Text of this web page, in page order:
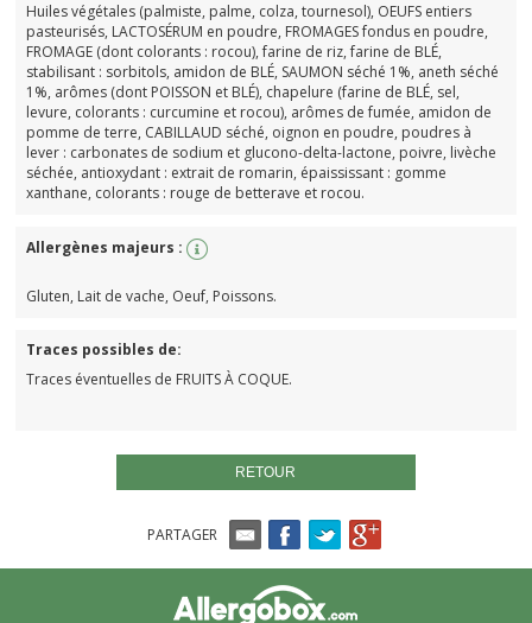
Huiles végétales (palmiste, palme, colza, tournesol), OEUFS entiers
pasteurisés, LACTOSÉRUM en poudre, FROMAGES fondus en poudre,
FROMAGE (dont colorants : rocou), farine de riz, farine de BLÉ,
stabilisant : sorbitols, amidon de BLÉ, SAUMON séché 1%, aneth séché
1%, arômes (dont POISSON et BLÉ), chapelure (farine de BLÉ, sel,
levure, colorants : curcumine et rocou), arômes de fumée, amidon de
pomme de terre, CABILLAUD séché, oignon en poudre, poudres à
lever : carbonates de sodium et glucono-delta-lactone, poivre, livèche
séchée, antioxydant : extrait de romarin, épaississant : gomme
xanthane, colorants : rouge de betterave et rocou.
Allergènes majeurs :
Gluten, Lait de vache, Oeuf, Poissons.
Traces possibles de:
Traces éventuelles de FRUITS À COQUE.
RETOUR
PARTAGER